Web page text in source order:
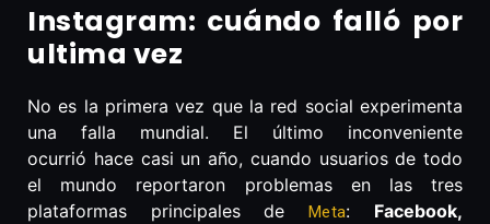
Instagram: cuándo falló por
ultima vez
No es la primera vez que la red social experimenta
una falla mundial. El último inconveniente
ocurrió hace casi un año, cuando usuarios de todo
el mundo reportaron problemas en las tres
plataformas principales deMeta: Facebook,